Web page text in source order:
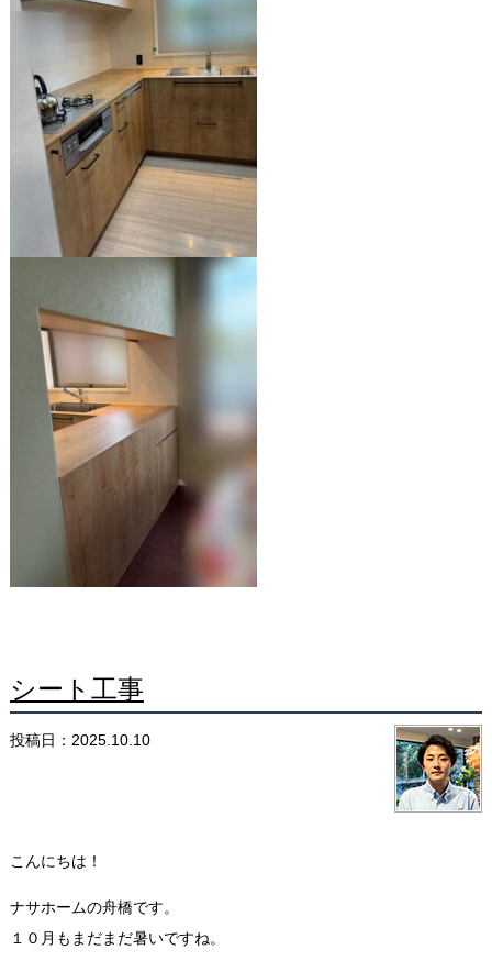
シート工事
投稿日：2025.10.10
こんにちは！
ナサホームの舟橋です。
１０月もまだまだ暑いですね。